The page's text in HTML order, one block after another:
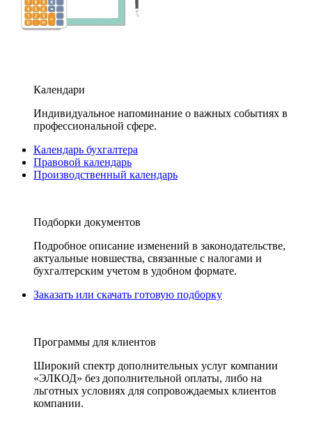
Календари
Индивидуальное напоминание о важных событиях в
профессиональной сфере.
Календарь бухгалтера
Правовой календарь
Производственный календарь
Подборки документов
Подробное описание изменений в законодательстве,
актуальные новшества, связанные с налогами и
бухгалтерским учетом в удобном формате.
Заказать или скачать готовую подборку
Программы для клиентов
Широкий спектр дополнительных услуг компании
«ЭЛКОД» без дополнительной оплаты, либо на
льготных условиях для сопровождаемых клиентов
компании.